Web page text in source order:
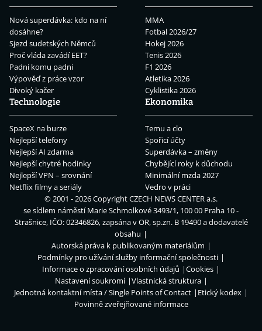
Nová superdávka: kdo na ní
dosáhne?
Sjezd sudetských Němců
Proč vláda zavádí EET?
Padni komu padni
Výpověď z práce vzor
Divoký kačer
MMA
Fotbal 2026/27
Hokej 2026
Tenis 2026
F1 2026
Atletika 2026
Cyklistika 2026
Technologie
SpaceX na burze
Nejlepší telefony
Nejlepší AI zdarma
Nejlepší chytré hodinky
Nejlepší VPN – srovnání
Netflix filmy a seriály
Ekonomika
Temu a clo
Spořicí účty
Superdávka – změny
Chybějící roky k důchodu
Minimální mzda 2027
Vedro v práci
© 2001 - 2026 CopyrightCZECH NEWS CENTER a.s.
se sídlem náměstí Marie Schmolkové 3493/1, 100 00 Praha 10 -
Strašnice, IČO: 02346826, zapsána v OR, sp.zn. B 19490 a dodavatelé
obsahu
Autorská práva k publikovaným materiálům
Podmínky pro užívání služby informační společnosti
Informace o zpracování osobních údajů
Cookies
Nastavení soukromí
Vlastnická struktura
Jednotná kontaktní místa / Single Points of Contact
Etický kodex
Povinně zveřejňované informace